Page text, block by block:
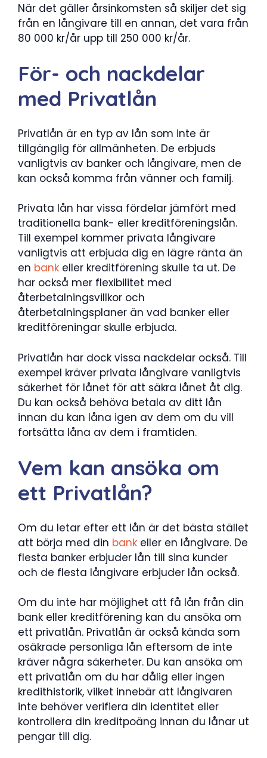
När det gäller årsinkomsten så skiljer det sig
från en långivare till en annan, det vara från
80 000 kr/år upp till 250 000 kr/år.
För- och nackdelar
med Privatlån
Privatlån är en typ av lån som inte är
tillgänglig för allmänheten. De erbjuds
vanligtvis av banker och långivare, men de
kan också komma från vänner och familj.
Privata lån har vissa fördelar jämfört med
traditionella bank- eller kreditföreningslån.
Till exempel kommer privata långivare
vanligtvis att erbjuda dig en lägre ränta än
en bank eller kreditförening skulle ta ut. De
har också mer flexibilitet med
återbetalningsvillkor och
återbetalningsplaner än vad banker eller
kreditföreningar skulle erbjuda.
Privatlån har dock vissa nackdelar också. Till
exempel kräver privata långivare vanligtvis
säkerhet för lånet för att säkra lånet åt dig.
Du kan också behöva betala av ditt lån
innan du kan låna igen av dem om du vill
fortsätta låna av dem i framtiden.
Vem kan ansöka om
ett Privatlån?
Om du letar efter ett lån är det bästa stället
att börja med din bank eller en långivare. De
flesta banker erbjuder lån till sina kunder
och de flesta långivare erbjuder lån också.
Om du inte har möjlighet att få lån från din
bank eller kreditförening kan du ansöka om
ett privatlån. Privatlån är också kända som
osäkrade personliga lån eftersom de inte
kräver några säkerheter. Du kan ansöka om
ett privatlån om du har dålig eller ingen
kredithistorik, vilket innebär att långivaren
inte behöver verifiera din identitet eller
kontrollera din kreditpoäng innan du lånar ut
pengar till dig.